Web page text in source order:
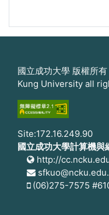
國立成功大學 版權所
Kung University all
Site:172.16.249.90
國立成功大學計算機與
http://
(06)275-7575